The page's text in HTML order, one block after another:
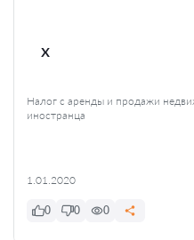
x
Налог с аренды и продажи
иностранца
1.01.2020
0 0 0